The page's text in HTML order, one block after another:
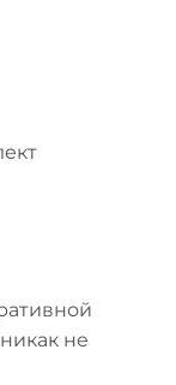
не